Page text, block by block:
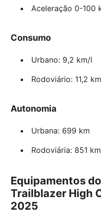
Aceleração 0-100
Consumo
Urbano: 9,2 km/l
Rodoviário: 11,2
Autonomia
Urbana: 699 km
Rodoviária: 851 km
Equipamentos
Trailblazer High
2025